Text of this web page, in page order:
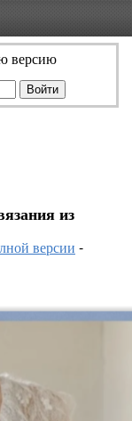
версию
из
версии -